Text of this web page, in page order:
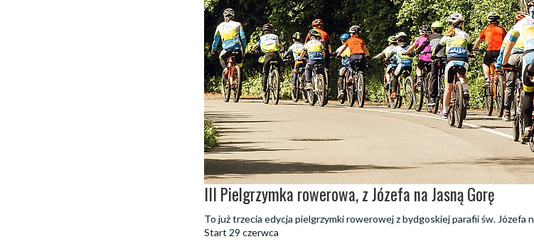
III Pielgrzymka rowerowa, z Józefa na Jasną Gorę
To już trzecia edycja pielgrzymki rowerowej z bydgoskiej parafii św. Józefa
Start 29 czerwca